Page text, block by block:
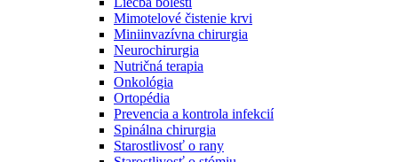
Nefrologické ambulancie
V nefrologických ambulanciách prevádzkujeme poradenstvo
a prípravu pacientov k jednotlivým metódam náhrady funkcie
obličiek. Zvoľte si mesto, ktoré potrebujete a navštívte nás.
Mimotelové čistenie krvi
Miniinvazívna chirurgia
Neurochirurgia
Nutričná terapia
Onkológia
Ortopédia
Prevencia a kontrola infekcií
Spinálna chirurgia
Starostlivosť o rany